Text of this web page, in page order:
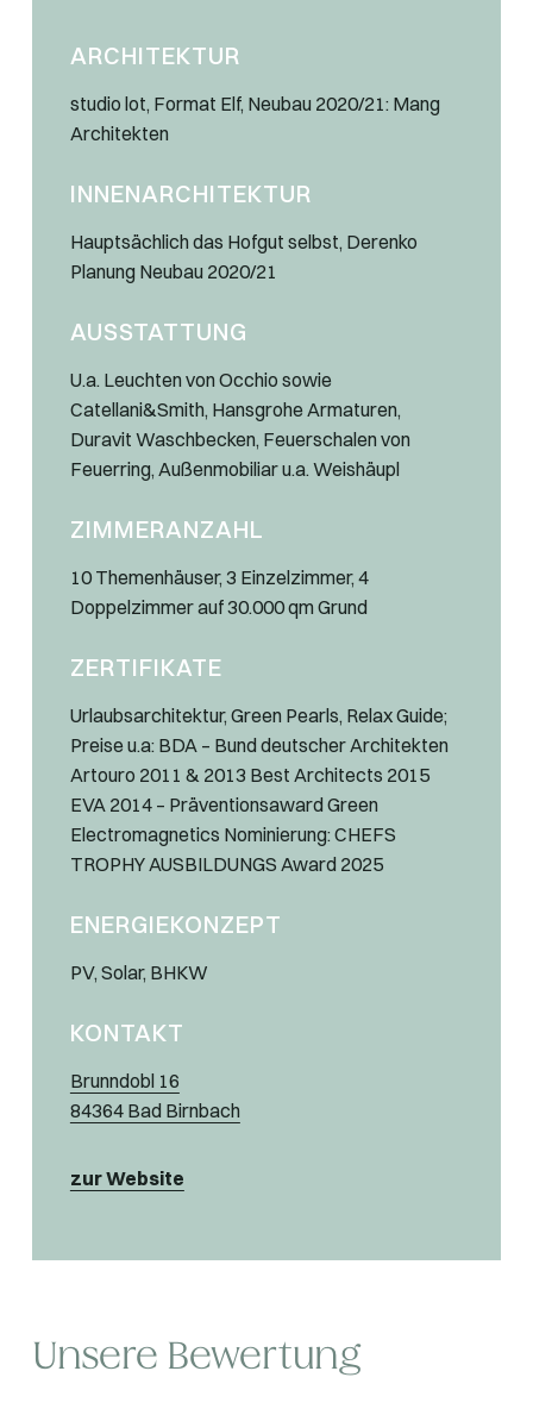
ARCHITEKTUR
studio lot, Format Elf, Neubau 2020/21: Mang
Architekten
INNENARCHITEKTUR
Hauptsächlich das Hofgut selbst, Derenko
Planung Neubau 2020/21
AUSSTATTUNG
U.a. Leuchten von Occhio sowie
Catellani&Smith, Hansgrohe Armaturen,
Duravit Waschbecken, Feuerschalen von
Feuerring, Außenmobiliar u.a. Weishäupl
ZIMMERANZAHL
10 Themenhäuser, 3 Einzelzimmer, 4
Doppelzimmer auf 30.000 qm Grund
ZERTIFIKATE
Urlaubsarchitektur, Green Pearls, Relax Guide;
Preise u.a: BDA – Bund deutscher Architekten
Artouro 2011 & 2013 Best Architects 2015
EVA 2014 – Präventionsaward Green
Electromagnetics Nominierung: CHEFS
TROPHY AUSBILDUNGS Award 2025
ENERGIEKONZEPT
PV, Solar, BHKW
KONTAKT
Brunndobl 16
84364 Bad Birnbach
zur Website
Unsere Bewertung